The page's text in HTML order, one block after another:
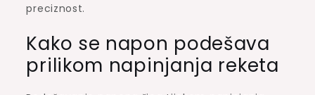
preciznost.
Kako se napon podešava
prilikom napinjanja reketa